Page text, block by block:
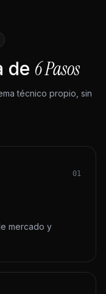
de 6 Pasos
técnico propio, sin
01
mercado y